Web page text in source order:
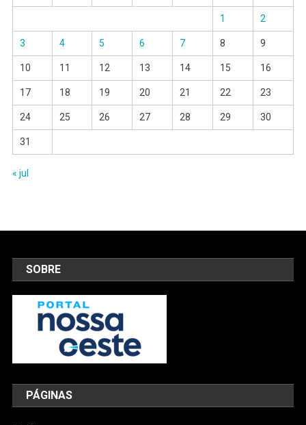
1 2
3 4 5 6 7 8 9
10 11 12 13 14 15 16
17 18 19 20 21 22 23
24 25 26 27 28 29 30
31
« jul
SOBRE
PÁGINAS